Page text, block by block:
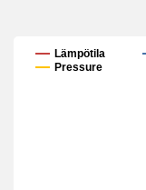
Lämpötila
Pressure